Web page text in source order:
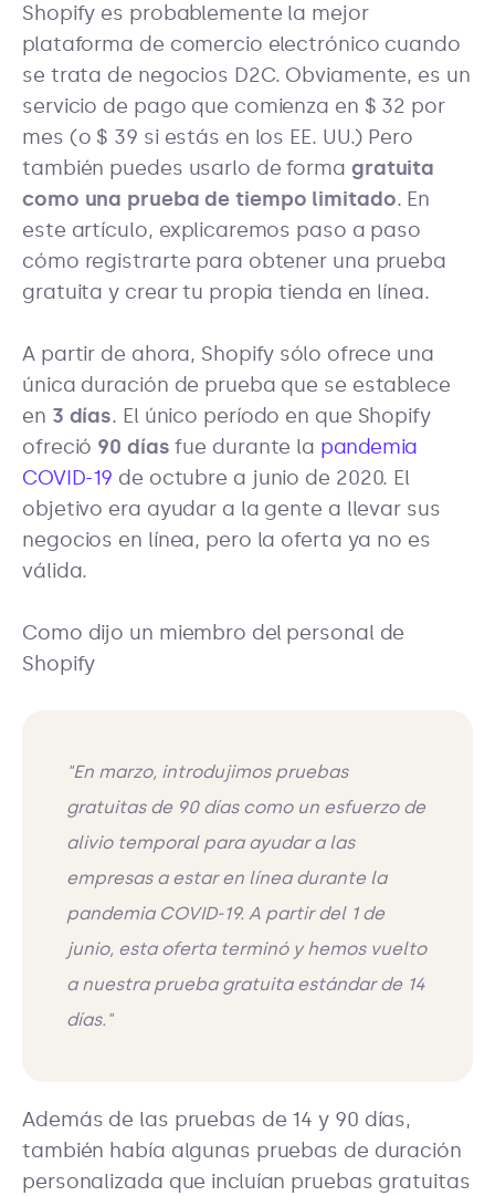
Shopify es probablemente la mejor
plataforma de comercio electrónico cuando
se trata de negocios D2C. Obviamente, es un
servicio de pago que comienza en $ 32 por
mes (o $ 39 si estás en los EE. UU.) Pero
también puedes usarlo de forma gratuita
como una prueba de tiempo limitado. En
este artículo, explicaremos paso a paso
cómo registrarte para obtener una prueba
gratuita y crear tu propia tienda en línea.
A partir de ahora, Shopify sólo ofrece una
única duración de prueba que se establece
en 3 días. El único período en que Shopify
ofreció 90 días fue durante la pandemia
COVID-19 de octubre a junio de 2020. El
objetivo era ayudar a la gente a llevar sus
negocios en línea, pero la oferta ya no es
válida.
Como dijo un miembro del personal de
Shopify
"En marzo, introdujimos pruebas
gratuitas de 90 días como un esfuerzo de
alivio temporal para ayudar a las
empresas a estar en línea durante la
pandemia COVID-19. A partir del 1 de
junio, esta oferta terminó y hemos vuelto
a nuestra prueba gratuita estándar de 14
días."
Además de las pruebas de 14 y 90 días,
también había algunas pruebas de duración
personalizada que incluían pruebas gratuitas